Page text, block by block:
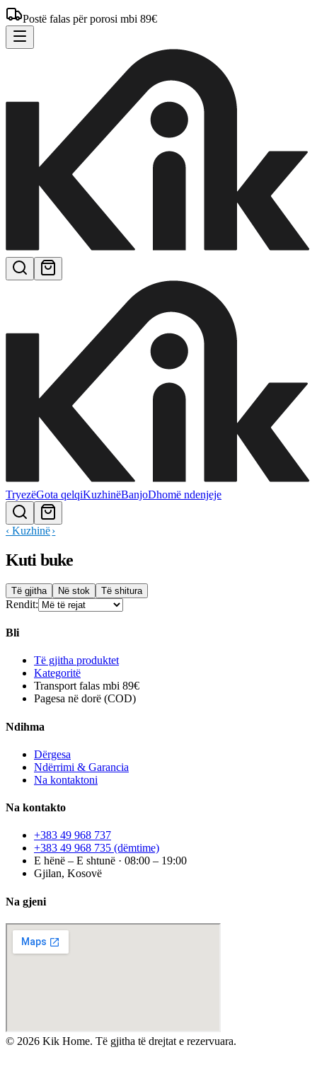
Postë falas për porosi mbi 89€
TryezëGota qelqiKuzhinëBanjoDhomë ndenjeje
‹ Kuzhinë
Kuti buke
Të gjitha Në stok Të shitura
Rendit:
Bli
Të gjitha produktet
Kategoritë
Transport falas mbi 89€
Pagesa në dorë (COD)
Ndihma
Dërgesa
Ndërrimi & Garancia
Na kontaktoni
Na kontakto
+383 49 968 737
+383 49 968 735 (dëmtime)
E hënë – E shtunë · 08:00 – 19:00
Gjilan, Kosovë
Na gjeni
© 2026 Kik Home. Të gjitha të drejtat e rezervuara.